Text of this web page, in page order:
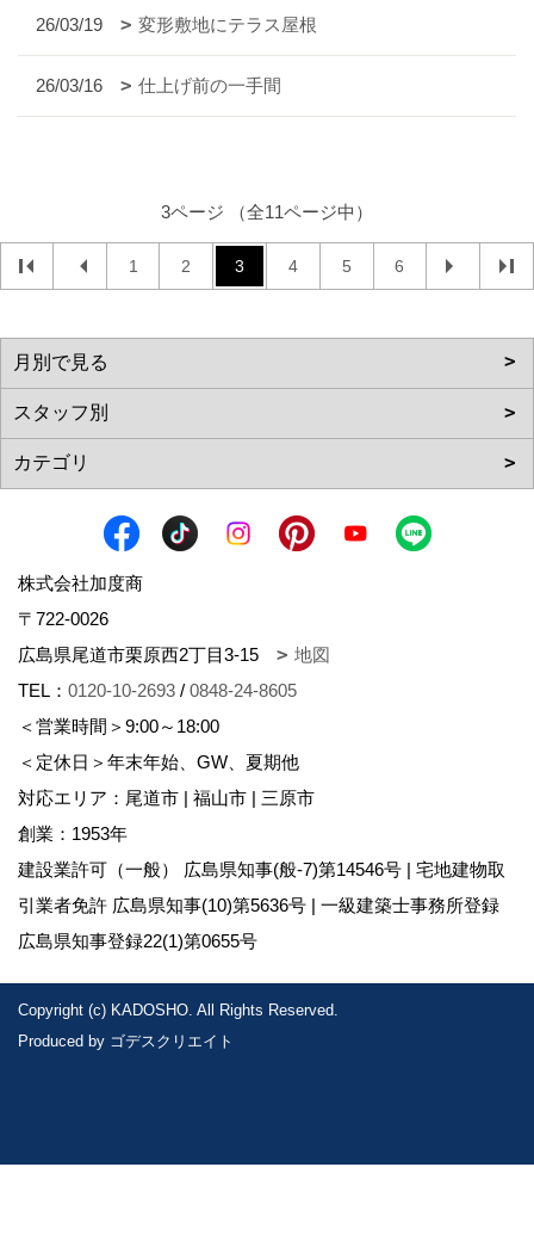
26/03/19 変形敷地にテラス屋根
26/03/16 仕上げ前の一手間
3ページ （全11ページ中）
1 2 3 4 5 6
株式会社加度商
〒722-0026
広島県尾道市栗原西2丁目3-15
地図
TEL： 0120-10-2693 / 0848-24-8605
＜営業時間＞9:00～18:00
＜定休日＞年末年始、GW、夏期他
対応エリア：尾道市 | 福山市 | 三原市
創業：1953年
建設業許可（一般） 広島県知事(般-7)第14546号 | 宅地建物取
引業者免許 広島県知事(10)第5636号 | 一級建築士事務所登録
広島県知事登録22(1)第0655号
Copyright (c) KADOSHO. All Rights Reserved.
Produced by ゴデスクリエイト